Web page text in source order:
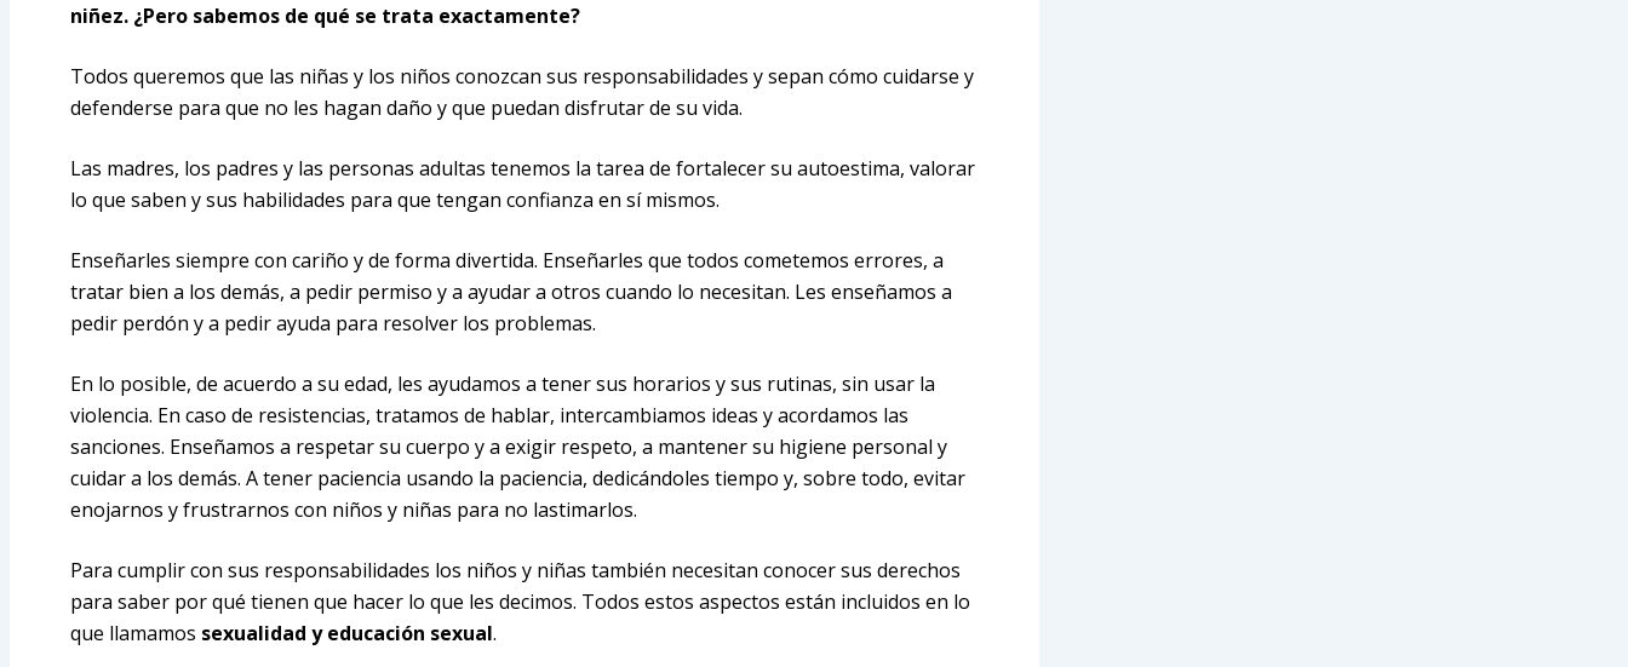
niñez. ¿Pero sabemos de qué se trata exactamente?
Todos queremos que las niñas y los niños conozcan sus responsabilidades y sepan cómo cuidarse y
defenderse para que no les hagan daño y que puedan disfrutar de su vida.
Las madres, los padres y las personas adultas tenemos la tarea de fortalecer su autoestima, valorar
lo que saben y sus habilidades para que tengan confianza en sí mismos.
Enseñarles siempre con cariño y de forma divertida. Enseñarles que todos cometemos errores, a
tratar bien a los demás, a pedir permiso y a ayudar a otros cuando lo necesitan. Les enseñamos a
pedir perdón y a pedir ayuda para resolver los problemas.
En lo posible, de acuerdo a su edad, les ayudamos a tener sus horarios y sus rutinas, sin usar la
violencia. En caso de resistencias, tratamos de hablar, intercambiamos ideas y acordamos las
sanciones. Enseñamos a respetar su cuerpo y a exigir respeto, a mantener su higiene personal y
cuidar a los demás. A tener paciencia usando la paciencia, dedicándoles tiempo y, sobre todo, evitar
enojarnos y frustrarnos con niños y niñas para no lastimarlos.
Para cumplir con sus responsabilidades los niños y niñas también necesitan conocer sus derechos
para saber por qué tienen que hacer lo que les decimos. Todos estos aspectos están incluidos en lo
que llamamos sexualidad y educación sexual.